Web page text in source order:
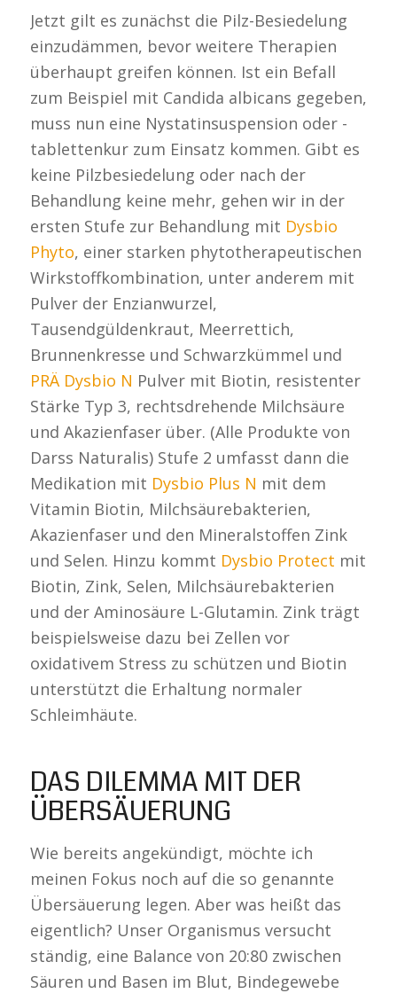
Jetzt gilt es zunächst die Pilz-Besiedelung
einzudämmen, bevor weitere Therapien
überhaupt greifen können. Ist ein Befall
zum Beispiel mit Candida albicans gegeben,
muss nun eine Nystatinsuspension oder -
tablettenkur zum Einsatz kommen. Gibt es
keine Pilzbesiedelung oder nach der
Behandlung keine mehr, gehen wir in der
ersten Stufe zur Behandlung mit Dysbio
Phyto, einer starken phytotherapeutischen
Wirkstoffkombination, unter anderem mit
Pulver der Enzianwurzel,
Tausendgüldenkraut, Meerrettich,
Brunnenkresse und Schwarzkümmel und
PRÄ Dysbio N Pulver mit Biotin, resistenter
Stärke Typ 3, rechtsdrehende Milchsäure
und Akazienfaser über. (Alle Produkte von
Darss Naturalis) Stufe 2 umfasst dann die
Medikation mit Dysbio Plus N mit dem
Vitamin Biotin, Milchsäurebakterien,
Akazienfaser und den Mineralstoffen Zink
und Selen. Hinzu kommt Dysbio Protect mit
Biotin, Zink, Selen, Milchsäurebakterien
und der Aminosäure L-Glutamin. Zink trägt
beispielsweise dazu bei Zellen vor
oxidativem Stress zu schützen und Biotin
unterstützt die Erhaltung normaler
Schleimhäute.
DAS DILEMMA MIT DER
ÜBERSÄUERUNG
Wie bereits angekündigt, möchte ich
meinen Fokus noch auf die so genannte
Übersäuerung legen. Aber was heißt das
eigentlich? Unser Organismus versucht
ständig, eine Balance von 20:80 zwischen
Säuren und Basen im Blut, Bindegewebe